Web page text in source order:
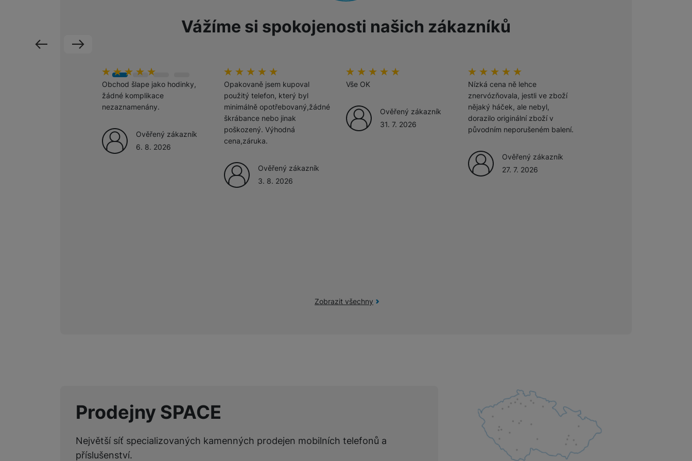
Marketingové cookies používáme my nebo naši partneři, abychom vám mohli zobrazit vhodné obsahy nebo reklamy jak
na našich stránkách, tak na stránkách třetích stran.
Vážíme si spokojenosti našich zákazníků
hodnoceni_zakazniku
100%
Obchod šlape jako hodinky,
žádné komplikace
nezaznamenány.
Ověřený zákazník
6. 8. 2026
hodnoceni_zakazniku
100%
Opakovaně jsem kupoval
použitý telefon, který byl
minimálně opotřebovaný,žádné
škrábance nebo jinak
poškozený. Výhodná
cena,záruka.
Ověřený zákazník
3. 8. 2026
hodnoceni_zakazniku
100%
Vše OK
Ověřený zákazník
31. 7. 2026
hodnoceni_zakazniku
100%
Nízká cena ně lehce
znervózňovala, jestli ve zboží
nějaký háček, ale nebyl,
dorazilo originální zboží v
původním neporušeném balení.
Ověřený zákazník
27. 7. 2026
Zobrazit všechny
Prodejny SPACE
Největší síť specializovaných kamenných prodejen mobilních telefonů a
příslušenství.